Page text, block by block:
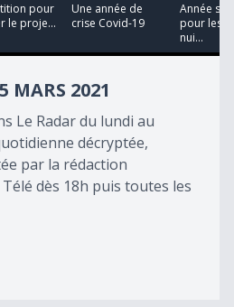
pour
le proje...
Une année de
crise Covid-19
Année
pour les
nui...
MARS 2021
Le Radar du lundi au
décryptée,
par la rédaction
dès 18h puis toutes les